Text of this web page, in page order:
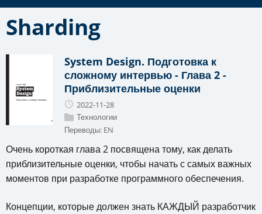
Sharding
System Design. Подготовка к
сложному интервью - Глава 2 -
Приблизительные оценки
2022-11-28
Технологии
Переводы: EN
Очень короткая глава 2 посвящена тому, как делать
приблизительные оценки, чтобы начать с самых важных
моментов при разработке программного обеспечения.
Концепции, которые должен знать КАЖДЫЙ разработчик